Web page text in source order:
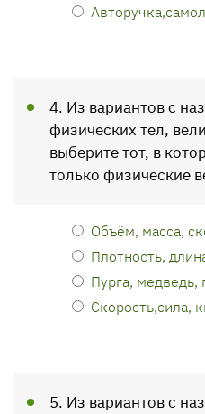
4. Из вариантов с
физических тел,
выберите тот, в
только физические
Объём, масса,
Плотность,
Пурга, медведь,
Скорость,сила,
5. Из вариантов с